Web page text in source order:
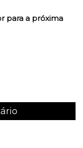
para a próxima